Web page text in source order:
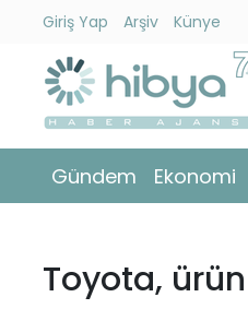
Giriş Yap Arşiv Künye
Gündem Ekonomi
Gündem
Ekonomi
Yaşam
Toyota,